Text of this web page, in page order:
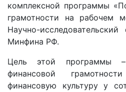
комплексной программы
грамотности на рабочем
Научно-
Минфина РФ.
Цель этой программы
финансовой
финансовую культуру у